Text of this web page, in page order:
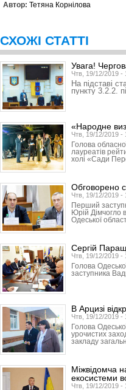
Автор: Тетяна Корнілова
СХОЖІ СТАТТІ
Увага!
Чтв, 19/12/2019 -
На підставі
пункту 3.2.2.
«Народне
Чтв, 19/12/2019 -
Голова
лауреатів
холі «Сади
Обговорено
Чтв, 19/12/2019 -
Перший
Юрій Дімчогло
Одеської
Сергій
Чтв, 19/12/2019 -
Голова
заступника
В Арцизі
Чтв, 19/12/2019 -
Голова
урочистих
закладу
Міжвідомча
екосистеми
Чтв, 19/12/2019 -